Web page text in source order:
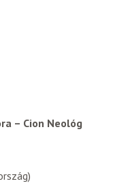
– Cion Neológ